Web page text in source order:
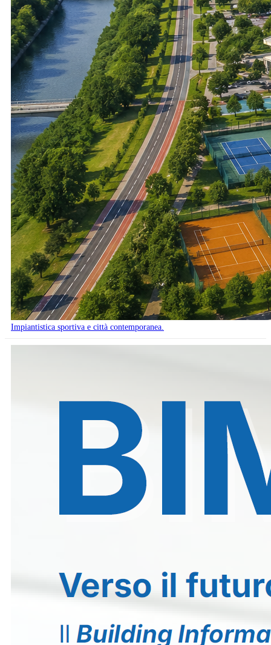
Impiantistica sportiva e città contemporanea.